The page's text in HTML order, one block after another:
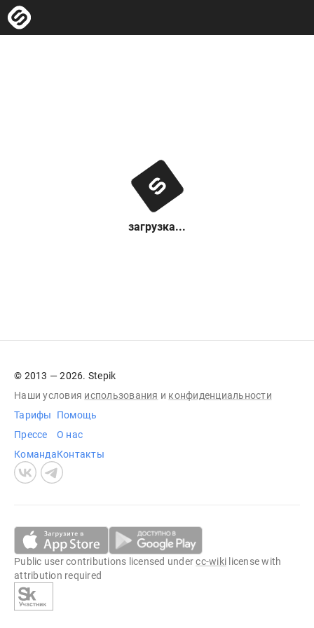
загрузка...
© 2013 — 2026. Stepik
Наши условия использования и конфиденциальности
Тарифы
Прессе
Команда
Помощь
О нас
Контакты
Public user contributions licensed undercc-wiki license with
attribution required